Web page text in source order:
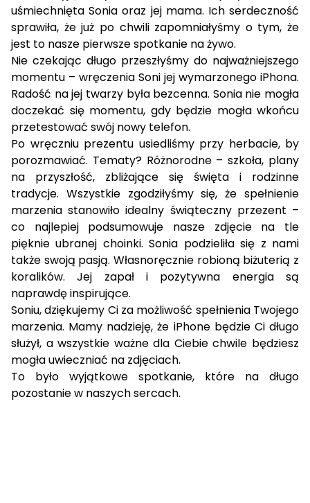
uśmiechnięta Sonia oraz jej mama. Ich serdeczność
sprawiła, że już po chwili zapomniałyśmy o tym, że
jest to nasze pierwsze spotkanie na żywo.
Nie czekając długo przeszłyśmy do najważniejszego
momentu – wręczenia Soni jej wymarzonego iPhona.
Radość na jej twarzy była bezcenna. Sonia nie mogła
doczekać się momentu, gdy będzie mogła wkońcu
przetestować swój nowy telefon.
Po wręczniu prezentu usiedliśmy przy herbacie, by
porozmawiać. Tematy? Różnorodne – szkoła, plany
na przyszłość, zbliżające się święta i rodzinne
tradycje. Wszystkie zgodziłyśmy się, że spełnienie
marzenia stanowiło idealny świąteczny przezent –
co najlepiej podsumowuje nasze zdjęcie na tle
pięknie ubranej choinki. Sonia podzieliła się z nami
także swoją pasją. Własnoręcznie robioną biżuterią z
koralików. Jej zapał i pozytywna energia są
naprawdę inspirujące.
Soniu, dziękujemy Ci za możliwość spełnienia Twojego
marzenia. Mamy nadzieję, że iPhone będzie Ci długo
służył, a wszystkie ważne dla Ciebie chwile będziesz
mogła uwieczniać na zdjęciach.
To było wyjątkowe spotkanie, które na długo
pozostanie w naszych sercach.